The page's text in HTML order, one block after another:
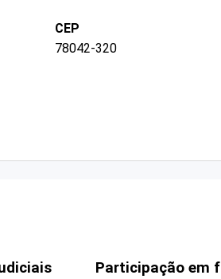
CEP
78042-320
Participação em